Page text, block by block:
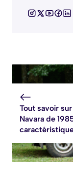
Tout savoir
Navara de